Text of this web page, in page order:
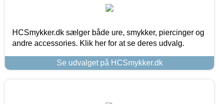
HCSmykker.dk sælger både ure, smykker, piercinger og
andre accessories. Klik her for at se deres udvalg.
Se udvalget på HCSmykker.dk